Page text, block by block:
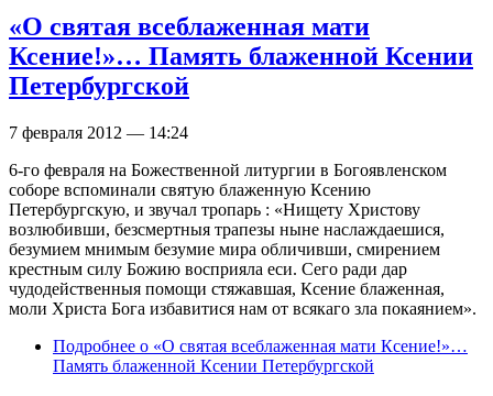
«О святая всеблаженная мати
Ксение!»… Память блаженной Ксении
Петербургской
7 февраля 2012 — 14:24
6-го февраля на Божественной литургии в Богоявленском
соборе вспоминали святую блаженную Ксению
Петербургскую, и звучал тропарь : «Нищету Христову
возлюбивши, безсмертныя трапезы ныне наслаждаешися,
безумием мнимым безумие мира обличивши, смирением
крестным силу Божию восприяла еси. Сего ради дар
чудодейственныя помощи стяжавшая, Ксение блаженная,
моли Христа Бога избавитися нам от всякаго зла покаянием».
Подробнее о «О святая всеблаженная мати Ксение!»…
Память блаженной Ксении Петербургской